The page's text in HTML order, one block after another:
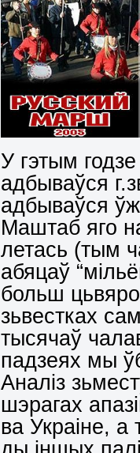
У гэтым
адбываўся
адбываўся
Маштаб яго
летась (тым
абяцаў
больш
зьвестках
тысячаў
падзеях мы
Аналіз
шэрагах
ва Украіне,